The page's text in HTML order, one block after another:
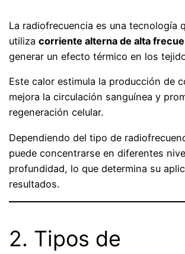
La radiofrecuencia es una tecnología
utilizacorriente alterna de alta
generar un efecto térmico en los
Este calor estimula la producción de
mejora la circulación sanguínea y
regeneración celular.
Dependiendo del tipo de
puede concentrarse en diferentes
profundidad, lo que determina su
resultados.
2. Tipos de